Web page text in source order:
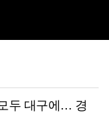
두 대구에… 경